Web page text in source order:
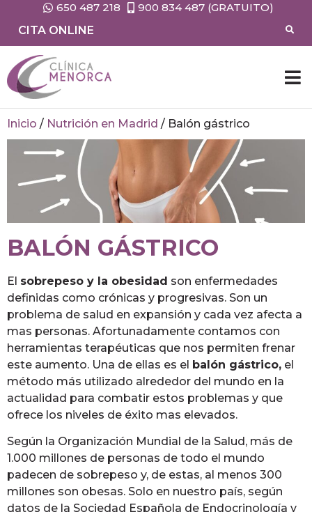
650 487 218
900 834 487 (GRATUITO)
CITA ONLINE
Inicio / Nutrición en Madrid / Balón gástrico
BALÓN GÁSTRICO
El sobrepeso y la obesidad son enfermedades
definidas como crónicas y progresivas. Son un
problema de salud en expansión y cada vez afecta a
mas personas. Afortunadamente contamos con
herramientas terapéuticas que nos permiten frenar
este aumento. Una de ellas es el balón gástrico, el
método más utilizado alrededor del mundo en la
actualidad para combatir estos problemas y que
ofrece los niveles de éxito mas elevados.
Según la Organización Mundial de la Salud, más de
1.000 millones de personas de todo el mundo
padecen de sobrepeso y, de estas, al menos 300
millones son obesas. Solo en nuestro país, según
datos de la Sociedad Española de Endocrinología y